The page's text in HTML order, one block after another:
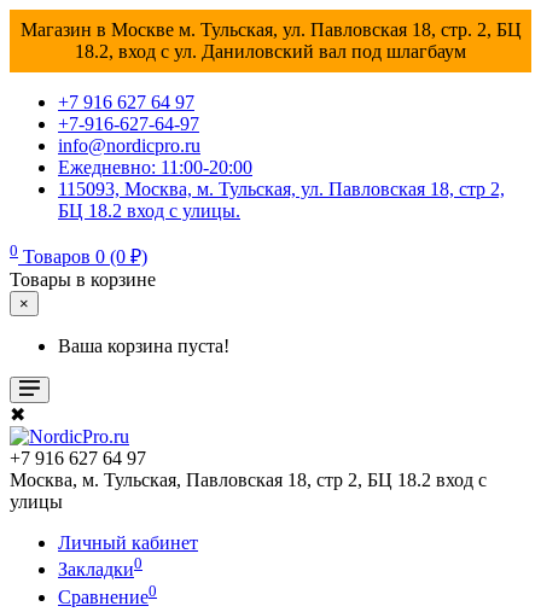
Магазин в Москве м. Тульская, ул. Павловская 18, стр. 2, БЦ
18.2, вход с ул. Даниловский вал под шлагбаум
+7 916 627 64 97
+7-916-627-64-97
info@nordicpro.ru
Ежедневно: 11:00-20:00
115093, Москва, м. Тульская, ул. Павловская 18, стр 2,
БЦ 18.2 вход с улицы.
0 Товаров 0 (0 ₽)
Товары в корзине
×
Ваша корзина пуста!
✖
+7 916 627 64 97
Москва, м. Тульская, Павловская 18, стр 2, БЦ 18.2 вход с
улицы
Личный кабинет
Закладки0
Сравнение0